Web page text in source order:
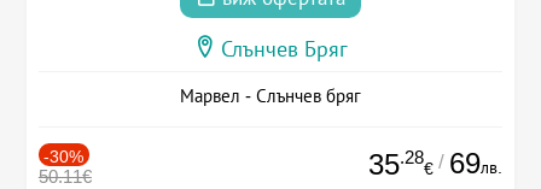
Слънчев Бряг
Марвел - Слънчев бряг
-30%
50.11€ 35.28
€ / 69лв.